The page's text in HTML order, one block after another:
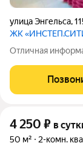
улица Энгельса,
ЖК
Отличная
4 250 ₽ в
50 м² 2-комн.